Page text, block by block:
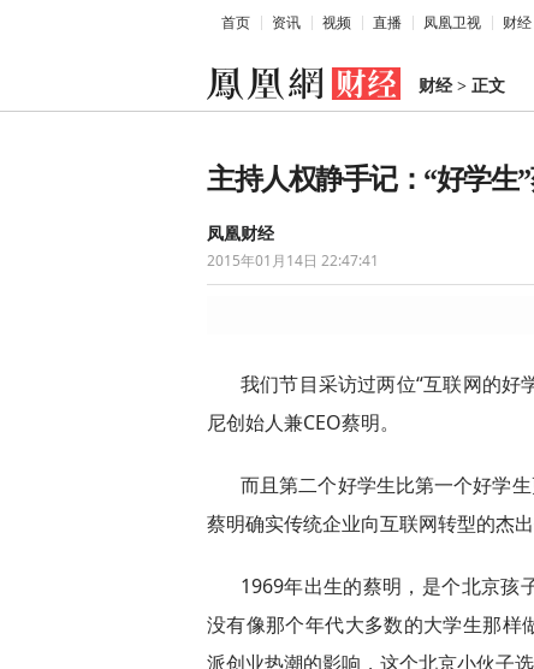
首页 资讯 视频 直播 凤凰卫视 财经
财经> 正文
主持人权静手记：“好学生
凤凰财经
2015年01月14日 22:47:41
我们节目采访过两位“互联网的好
尼创始人兼CEO蔡明。
而且第二个好学生比第一个好学
蔡明确实传统企业向互联网转型的杰出
1969年出生的蔡明，是个北京孩
没有像那个年代大多数的大学生那样
派创业热潮的影响，这个北京小伙子选